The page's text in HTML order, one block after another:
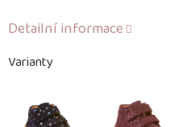
Varianty
Detailní informace